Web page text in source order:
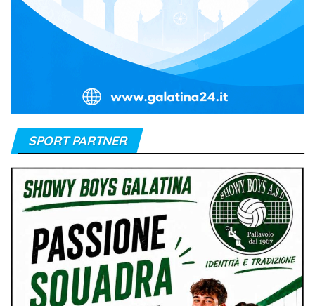
SPORT PARTNER